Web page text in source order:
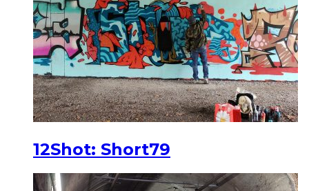
12Shot: Short79